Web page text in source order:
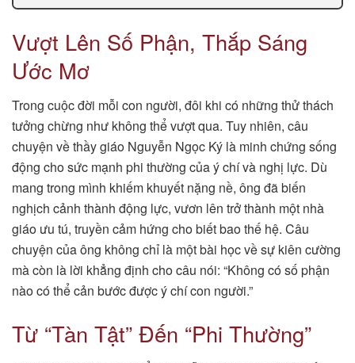
Vượt Lên Số Phận, Thắp Sáng
Ước Mơ
Trong cuộc đời mỗi con người, đôi khi có những thử thách
tưởng chừng như không thể vượt qua. Tuy nhiên, câu
chuyện về thầy giáo Nguyễn Ngọc Ký là minh chứng sống
động cho sức mạnh phi thường của ý chí và nghị lực. Dù
mang trong mình khiếm khuyết nặng nề, ông đã biến
nghịch cảnh thành động lực, vươn lên trở thành một nhà
giáo ưu tú, truyền cảm hứng cho biết bao thế hệ. Câu
chuyện của ông không chỉ là một bài học về sự kiên cường
mà còn là lời khẳng định cho câu nói: “Không có số phận
nào có thể cản bước được ý chí con người.”
Từ “Tàn Tật” Đến “Phi Thường”